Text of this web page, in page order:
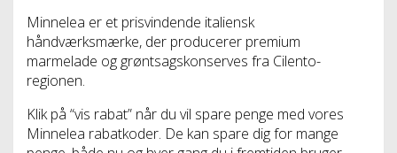
Minnelea er et prisvindende italiensk
håndværksmærke, der producerer premium
marmelade og grøntsagskonserves fra Cilento-
regionen.
Klik på “vis rabat” når du vil spare penge med vores
Minnelea rabatkoder. De kan spare dig for mange